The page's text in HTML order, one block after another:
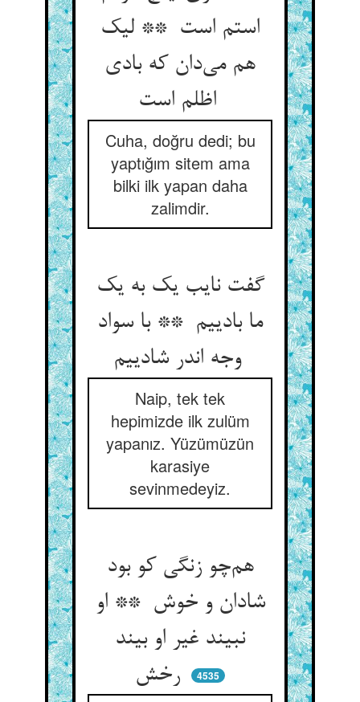
استم است ** لیک
هم می‌دان که بادی
اظلم است
Cuha, doğru dedi; bu
yaptığım sitem ama
bilki ilk yapan daha
zalimdir.
گفت نایب یک به یک
ما بادییم ** با سواد
وجه اندر شادییم
Naip, tek tek
hepimizde ilk zulüm
yapanız. Yüzümüzün
karasiye
sevinmedeyiz.
هم‌چو زنگی کو بود
شادان و خوش ** او
نبیند غیر او بیند
4535